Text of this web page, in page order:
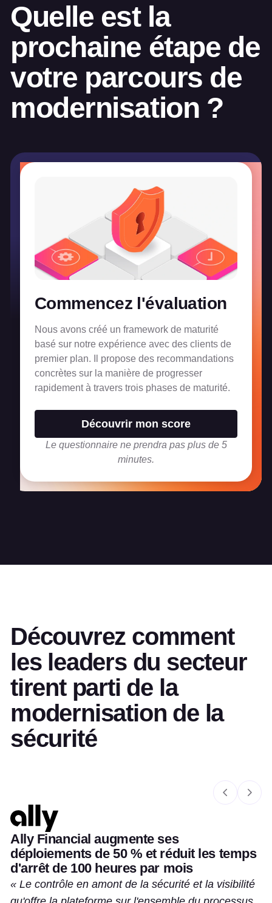
Quelle est la
prochaine étape de
votre parcours de
modernisation ?
Commencez l'évaluation
Nous avons créé un framework de maturité
basé sur notre expérience avec des clients de
premier plan. Il propose des recommandations
concrètes sur la manière de progresser
rapidement à travers trois phases de maturité.
Découvrir mon score
Le questionnaire ne prendra pas plus de 5
minutes.
Découvrez comment
les leaders du secteur
tirent parti de la
modernisation de la
sécurité
Ally Financial augmente ses
déploiements de 50 % et réduit les temps
d'arrêt de 100 heures par mois
Le contrôle en amont de la sécurité et la visibilité